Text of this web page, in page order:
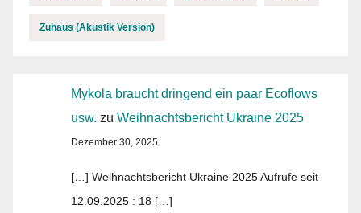
Zuhaus (Akustik Version)
Mykola braucht dringend ein paar Ecoflows
usw. zu Weihnachtsbericht Ukraine 2025
Dezember 30, 2025
[…] Weihnachtsbericht Ukraine 2025 Aufrufe seit
12.09.2025 : 18 […]